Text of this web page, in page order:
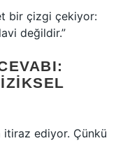
bir çizgi çekiyor:
değildir.”
ediyor. Çünkü